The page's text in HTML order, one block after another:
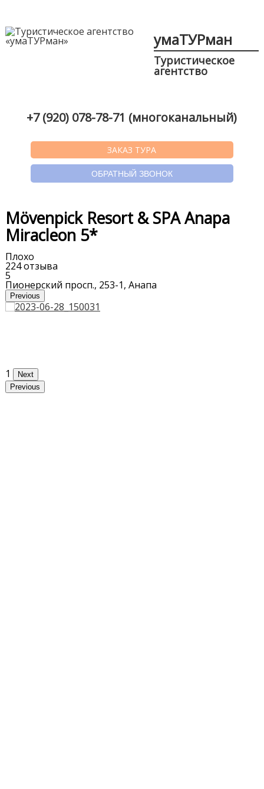
умаТУРман
Туристическое
агентство
ЗАКАЗ ТУРА
ОБРАТНЫЙ ЗВОНОК
+7 (920) 078-78-71 (многоканальный)
Mövenpick Resort & SPA Anapa
Miracleon 5*
Плохо
224 отзыва
5
Пионерский просп., 253-1, Анапа
Previous
1
Next
Previous